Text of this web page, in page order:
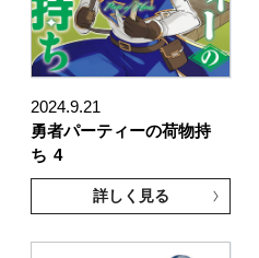
2024.9.21
勇者パーティーの荷物持
ち 4
詳しく見る